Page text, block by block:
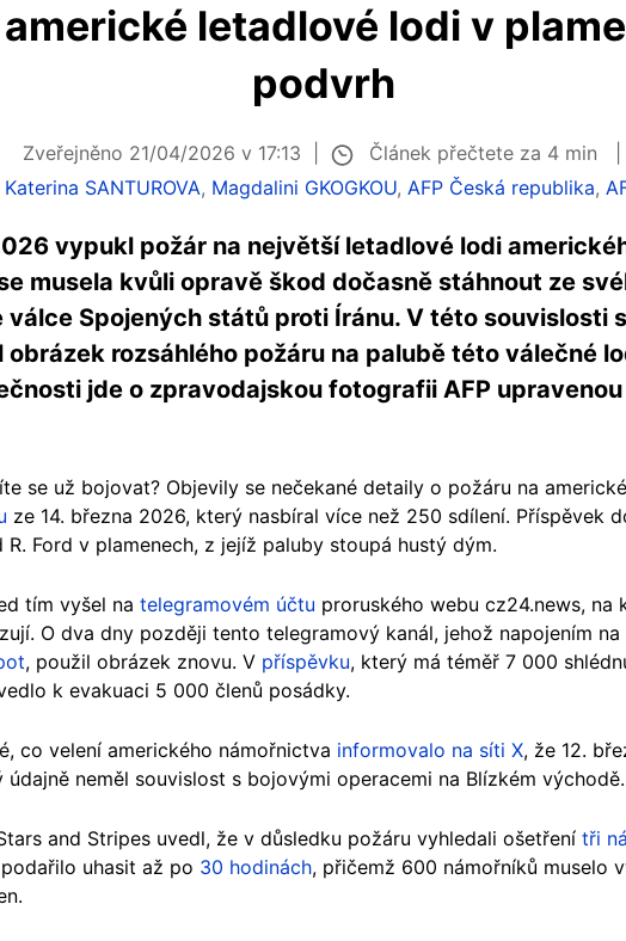
letadlové lodi v
podvrh
Zveřejněno 21/04/2026 v 17:13
Článek přečtete za 4 min
Katerina SANTUROVA, Magdalini GKOGKOU, AFP Česká republika,
vypukl požár na největší letadlové lodi
musela kvůli opravě škod dočasně stáhnout ze
válce Spojených států proti Íránu. V této souvislosti
rozsáhlého požáru na palubě této válečné
jde o zpravodajskou fotografii AFP
se už bojovat? Objevily se nečekané detaily o požáru na
ze 14. března 2026, který nasbíral více než 250 sdílení. Příspěvek
R. Ford v plamenech, z jejíž paluby stoupá hustý dým.
tím vyšel na telegramovém účtu proruského webu cz24.news, na
O dva dny později tento telegramový kanál, jehož napojením na
, použil obrázek znovu. V příspěvku, který má téměř 7 000
k evakuaci 5 000 členů posádky.
co velení amerického námořnictva informovalo na síti X, že 12.
neměl souvislost s bojovými operacemi na Blízkém východě.
and Stripes uvedl, že v důsledku požáru vyhledali ošetření tři
uhasit až po 30 hodinách, přičemž 600 námořníků muselo